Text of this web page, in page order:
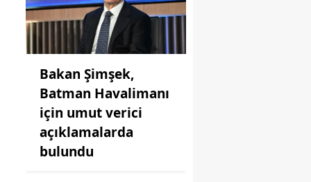
Bakan Şimşek,
Batman Havalimanı
için umut verici
açıklamalarda
bulundu